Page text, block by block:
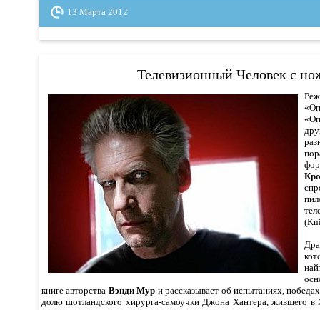
13 Марта 2012
Телевизионный Человек с
книге авторства Вэнди Мур и рассказывает об испытаниях,
долю шотландского хирурга-самоучки Джона Хантера, жившего